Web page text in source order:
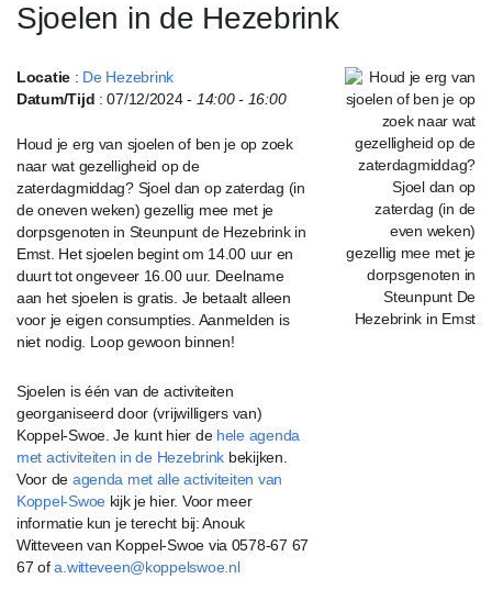
Sjoelen in de Hezebrink
Locatie : De Hezebrink
Datum/Tijd : 07/12/2024 - 14:00 - 16:00
Houd je erg van sjoelen of ben je op zoek
naar wat gezelligheid op de
zaterdagmiddag? Sjoel dan op zaterdag (in
de oneven weken) gezellig mee met je
dorpsgenoten in Steunpunt de Hezebrink in
Emst. Het sjoelen begint om 14.00 uur en
duurt tot ongeveer 16.00 uur. Deelname
aan het sjoelen is gratis. Je betaalt alleen
voor je eigen consumpties. Aanmelden is
niet nodig. Loop gewoon binnen!
Sjoelen is één van de activiteiten
georganiseerd door (vrijwilligers van)
Koppel-Swoe. Je kunt hier de hele agenda
met activiteiten in de Hezebrink bekijken.
Voor de agenda met alle activiteiten van
Koppel-Swoekijk je hier. Voor meer
informatie kun je terecht bij: Anouk
Witteveenvan Koppel-Swoe via 0578-67 67
67 ofa.witteveen@koppelswoe.nl